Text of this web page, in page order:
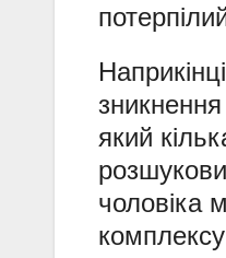
який
чоловіка
комплексу